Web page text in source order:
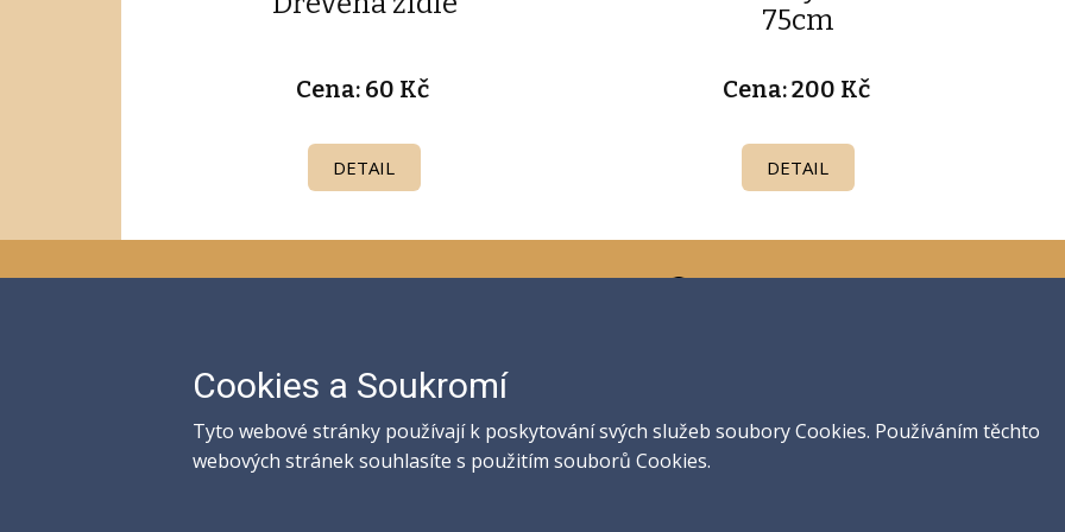
Cena: 60 Kč
DETAIL
75cm
Cena: 200 Kč
DETAIL
Cookies a Soukromí
Tyto webové stránky používají k poskytování svých služeb soubory Cookies. Používáním těchto
webových stránek souhlasíte s použitím souborů Cookies.
WhatsApp: +420 722 037 358
Cookies a Soukromí
Tyto webové stránky používají k poskytování svých služeb soubory Cookies. Používáním těchto
webových stránek souhlasíte s použitím souborů Cookies.